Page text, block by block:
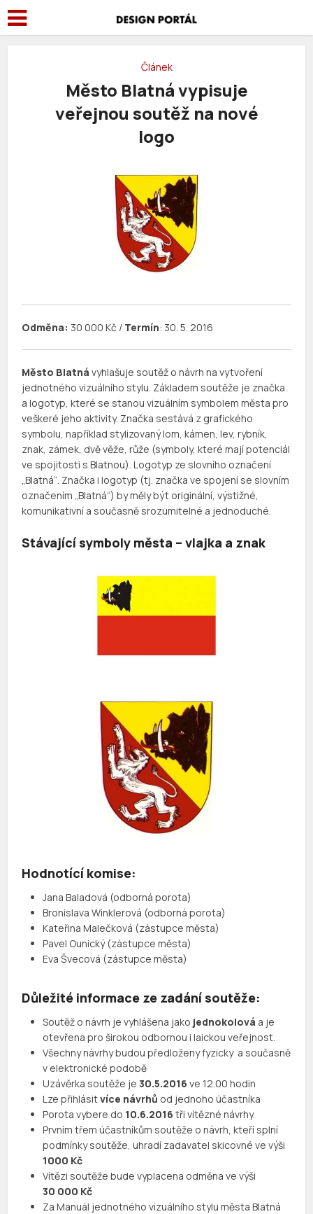
Článek
Město Blatná vypisuje
veřejnou soutěž na nové
logo
Odměna: 30 000 Kč / Termín: 30. 5. 2016
Město Blatná vyhlašuje soutěž o návrh na vytvoření
jednotného vizuálního stylu. Základem soutěže je značka
a logotyp, které se stanou vizuálním symbolem města pro
veškeré jeho aktivity. Značka sestává z grafického
symbolu, například stylizovaný lom, kámen, lev, rybník,
znak, zámek, dvě věže, růže (symboly, které mají potenciál
ve spojitosti s Blatnou). Logotyp ze slovního označení
„Blatná“. Značka i logotyp (tj. značka ve spojení se slovním
označením „Blatná“) by měly být originální, výstižné,
komunikativní a současně srozumitelné a jednoduché.
Stávající symboly města – vlajka a znak
Hodnotící komise:
Jana Baladová (odborná porota)
Bronislava Winklerová (odborná porota)
Kateřina Malečková (zástupce města)
Pavel Ounický (zástupce města)
Eva Švecová (zástupce města)
Důležité informace ze zadání soutěže:
Soutěž o návrh je vyhlášena jako jednokolová a je
otevřena pro širokou odbornou i laickou veřejnost.
Všechny návrhy budou předloženy fyzicky a současně
v elektronické podobě
Uzávěrka soutěže je 30.5.2016 ve 12.00 hodin
Lze přihlásitvíce návrhů od jednoho účastníka
Porota vybere do 10.6.2016 tři vítězné návrhy.
Prvním třem účastníkům soutěže o návrh, kteří splní
podmínky soutěže, uhradí zadavatel skicovné ve výši
1000 Kč
Vítězi soutěže bude vyplacena odměna ve výši
30 000 Kč
Za Manuál jednotného vizuálního stylu města Blatná